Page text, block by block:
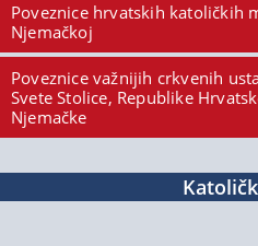
Poveznice hrvatskih katoličkih
Njemačkoj
Poveznice važnijih crkvenih
Svete Stolice, Republike
Njemačke